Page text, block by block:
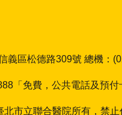
義區松德路309號 總機：
「免費，公共電話及預
北市立聯合醫院所有，禁